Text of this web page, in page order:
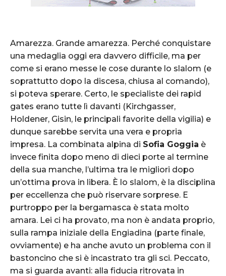
Amarezza. Grande amarezza. Perché conquistare
una medaglia oggi era davvero difficile, ma per
come si erano messe le cose durante lo slalom (e
soprattutto dopo la discesa, chiusa al comando),
si poteva sperare. Certo, le specialiste dei rapid
gates erano tutte lì davanti (Kirchgasser,
Holdener, Gisin, le principali favorite della vigilia) e
dunque sarebbe servita una vera e propria
impresa. La combinata alpina di Sofia Goggia è
invece finita dopo meno di dieci porte al termine
della sua manche, l’ultima tra le migliori dopo
un’ottima prova in libera. È lo slalom, è la disciplina
per eccellenza che può riservare sorprese. E
purtroppo per la bergamasca è stata molto
amara. Lei ci ha provato, ma non è andata proprio,
sulla rampa iniziale della Engiadina (parte finale,
ovviamente) e ha anche avuto un problema con il
bastoncino che si è incastrato tra gli sci. Peccato,
ma si guarda avanti: alla fiducia ritrovata in